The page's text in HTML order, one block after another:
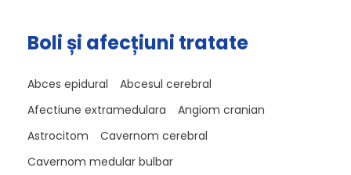
Boli și afecțiuni tratate
Abces epidural
Abcesul cerebral
Afectiune extramedulara
Angiom cranian
Astrocitom
Cavernom cerebral
Cavernom medular bulbar